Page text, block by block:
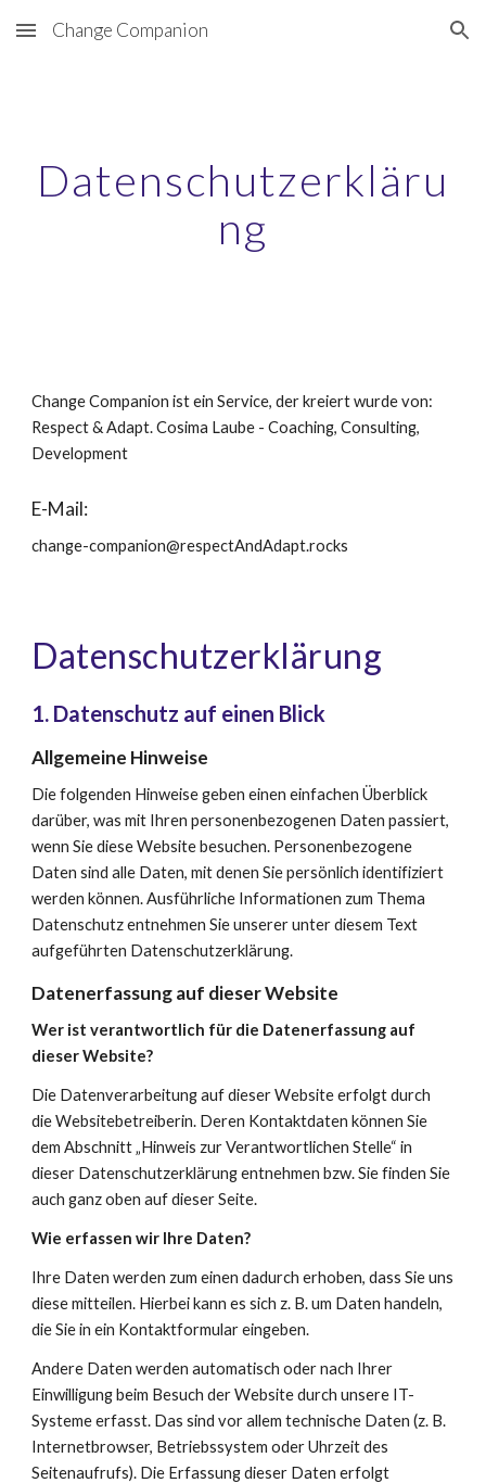
Skip to main content Skip to navigation
Change Companion
Datenschutzerkläru
ng
Change Companion ist ein Service, der kreiert wurde von:
Respect & Adapt. Cosima Laube - Coaching, Consulting,
Development
E-Mail:
change-companion@respectAndAdapt.rocks
Datenschutz­erklärung
1. Datenschutz auf einen Blick
Allgemeine Hinweise
Die folgenden Hinweise geben einen einfachen Überblick
darüber, was mit Ihren personenbezogenen Daten passiert,
wenn Sie diese Website besuchen. Personenbezogene
Daten sind alle Daten, mit denen Sie persönlich identifiziert
werden können. Ausführliche Informationen zum Thema
Datenschutz entnehmen Sie unserer unter diesem Text
aufgeführten Datenschutzerklärung.
Datenerfassung auf dieser Website
Wer ist verantwortlich für die Datenerfassung auf
dieser Website?
Die Datenverarbeitung auf dieser Website erfolgt durch
die Websitebetreiberin. Deren Kontaktdaten können Sie
dem Abschnitt „Hinweis zur Verantwortlichen Stelle“ in
dieser Datenschutzerklärung entnehmen bzw. Sie finden Sie
auch ganz oben auf dieser Seite.
Wie erfassen wir Ihre Daten?
Ihre Daten werden zum einen dadurch erhoben, dass Sie uns
diese mitteilen. Hierbei kann es sich z. B. um Daten handeln,
die Sie in ein Kontaktformular eingeben.
Andere Daten werden automatisch oder nach Ihrer
Einwilligung beim Besuch der Website durch unsere IT-
Systeme erfasst. Das sind vor allem technische Daten (z. B.
Internetbrowser, Betriebssystem oder Uhrzeit des
Seitenaufrufs). Die Erfassung dieser Daten erfolgt